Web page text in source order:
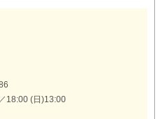
18:00 (日)13:00